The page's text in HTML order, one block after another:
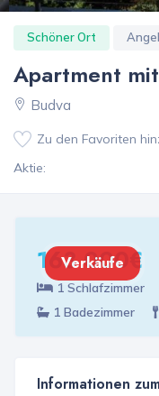
Schöner Ort
Apartment
Budva
Zu den Favoriten
Aktie:
163 000€
Verkäufe
1 Schlafzimmer
1 Badezimmer
Informationen